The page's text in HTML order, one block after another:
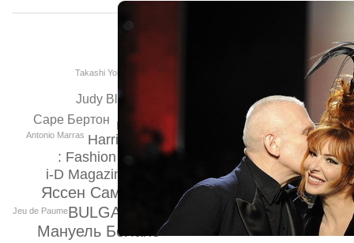
Мануель Болано
BULGARI
Яссен Самойлов
i-D Magazine
: Fashion
Harricana
Саре Бертон
Judy Blame
Kathy Ryan
Jeu de Paume
Takashi Yokoyama
Antonio Marras